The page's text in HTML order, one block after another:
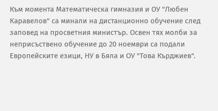
Към момента Математическа гимназия и ОУ "Любен
Каравелов" са минали на дистанционно обучение след
заповед на просветния министър. Освен тях молби за
неприсъствено обучение до 20 ноември са подали
Европейските езици, НУ в Бяла и ОУ "Това Кърджиев".